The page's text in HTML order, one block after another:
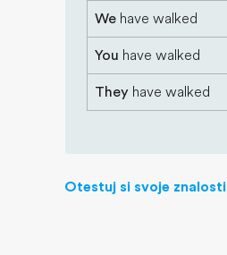
We have walked
You have walked
They have walked
Otestuj si svoje znalosti